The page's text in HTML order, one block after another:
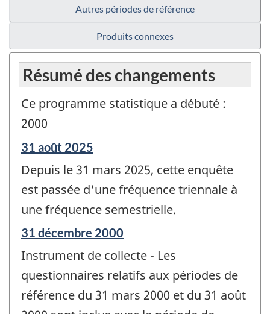
Autres périodes de référence
Produits connexes
Résumé des changements
Ce programme statistique a débuté :
2000
Période
référence
de
changement
-
31 août 2025
Depuis le 31 mars 2025, cette enquête
est passée d'une fréquence triennale à
une fréquence semestrielle.
Période
référence
de
changement
-
31 décembre 2000
Instrument de collecte - Les
questionnaires relatifs aux périodes de
référence du 31 mars 2000 et du 31 août